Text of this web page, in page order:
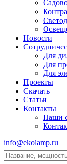
Новости
Для
Для
Для
Проекты
Скачать
Статьи
Контакты
Наши
info@ekolamp.ru